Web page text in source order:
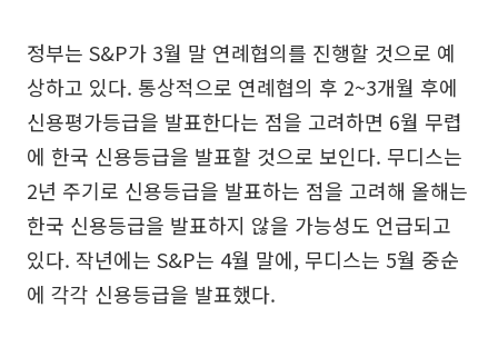
정부는 S&P가 3월 말 연례협의를 진행할 것으로 예
상하고 있다. 통상적으로 연례협의 후 2~3개월 후에
신용평가등급을 발표한다는 점을 고려하면 6월 무렵
에 한국 신용등급을 발표할 것으로 보인다. 무디스는
2년 주기로 신용등급을 발표하는 점을 고려해 올해는
한국 신용등급을 발표하지 않을 가능성도 언급되고
있다. 작년에는 S&P는 4월 말에, 무디스는 5월 중순
에 각각 신용등급을 발표했다.